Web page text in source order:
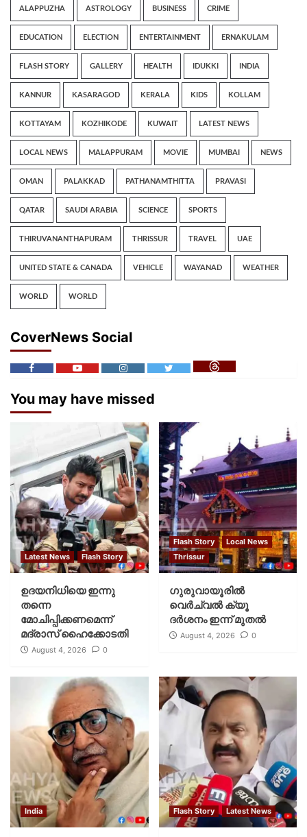
ALAPPUZHA ASTROLOGY BUSINESS CRIME
EDUCATION ELECTION ENTERTAINMENT ERNAKULAM
FLASH STORY GALLERY HEALTH IDUKKI INDIA
KANNUR KASARAGOD KERALA KIDS KOLLAM
KOTTAYAM KOZHIKODE KUWAIT LATEST NEWS
LOCAL NEWS MALAPPURAM MOVIE MUMBAI NEWS
OMAN PALAKKAD PATHANAMTHITTA PRAVASI
QATAR SAUDI ARABIA SCIENCE SPORTS
THIRUVANANTHAPURAM THRISSUR TRAVEL UAE
UNITED STATE & CANADA VEHICLE WAYANAD WEATHER
WORLD WORLD
CoverNews Social
You may have missed
Latest News Flash Story
ഉദയനിധിയെ ഇന്നു
തന്നെ
മോചിപ്പിക്കണമെന്ന്
മദ്രാസ് ഹൈക്കോടതി
August 4, 2026 0
Flash Story
Local News
Thrissur
ഗുരുവായൂരില്‍
വെര്‍ച്വല്‍ ക്യൂ
ദര്‍ശനം ഇന്ന് മുതല്‍
August 4, 2026 0
India Flash Story Latest News